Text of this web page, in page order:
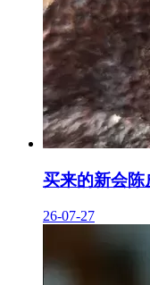
买来的新会陈
26-07-27